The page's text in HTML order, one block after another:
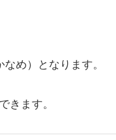
め）となります。
きます。